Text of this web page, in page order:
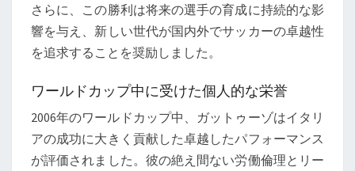
さらに、この勝利は将来の選手の育成に持続的な影
響を与え、新しい世代が国内外でサッカーの卓越性
を追求することを奨励しました。
ワールドカップ中に受けた個人的な栄誉
2006年のワールドカップ中、ガットゥーゾはイタリ
アの成功に大きく貢献した卓越したパフォーマンス
が評価されました。彼の絶え間ない労働倫理とリー